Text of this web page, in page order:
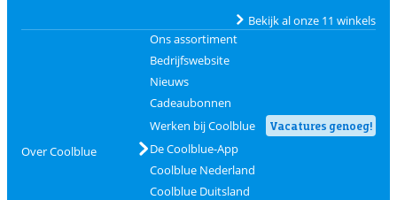
Bekijk al onze 11 winkels
Over Coolblue
Ons assortiment
Bedrijfswebsite
Nieuws
Cadeaubonnen
Werken bij Coolblue
Vacatures genoeg!
De Coolblue-App
Coolblue Nederland
Coolblue Duitsland